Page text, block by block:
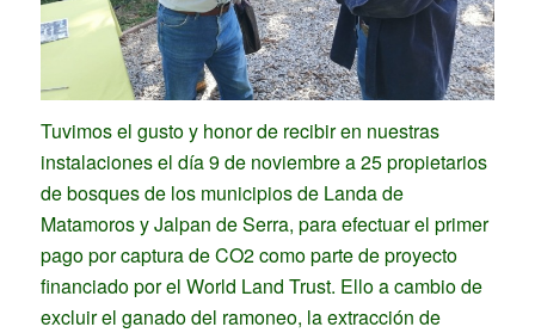
Tuvimos el gusto y honor de recibir en nuestras
instalaciones el día 9 de noviembre a 25 propietarios
de bosques de los municipios de Landa de
Matamoros y Jalpan de Serra, para efectuar el primer
pago por captura de CO2 como parte de proyecto
financiado por el World Land Trust. Ello a cambio de
excluir el ganado del ramoneo, la extracción de